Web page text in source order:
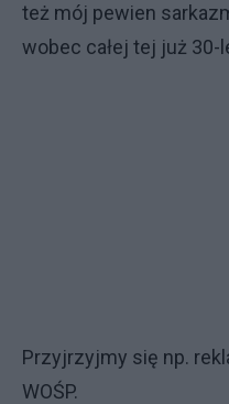
też mój pewien
wobec całej tej już 30-
Przyjrzyjmy się np.
WOŚP.